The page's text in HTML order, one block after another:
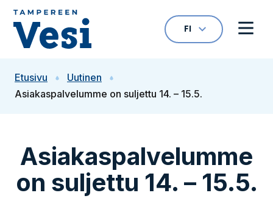
Siirry sisältöön
VALITTU KIELI:
FI
Avaa
Etusivu
Uutinen
Asiakaspalvelumme on suljettu 14. – 15.5.
Asiakaspalvelumme
on suljettu 14. – 15.5.